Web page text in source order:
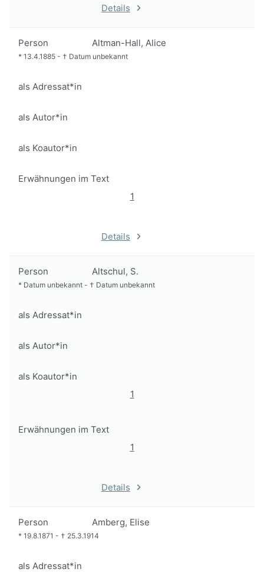
Details
Person Altman-Hall, Alice
* 13.4.1885 - † Datum unbekannt
als Adressat*in
als Autor*in
als Koautor*in
Erwähnungen im Text
1
Details
Person Altschul, S.
* Datum unbekannt - † Datum unbekannt
als Adressat*in
als Autor*in
als Koautor*in
1
Erwähnungen im Text
1
Details
Person Amberg, Elise
* 19.8.1871 - † 25.3.1914
als Adressat*in